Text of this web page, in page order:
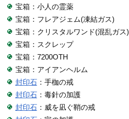
宝箱：小人の霊薬
宝箱：フレアジェム(凍結ガス)
宝箱：クリスタルワンド(混乱ガス)
宝箱：スクレップ
宝箱：7200OTH
宝箱：アイアンヘルム
封印石：手枷の戒
封印石：毒針の加護
封印石：威を凪ぐ鞘の戒